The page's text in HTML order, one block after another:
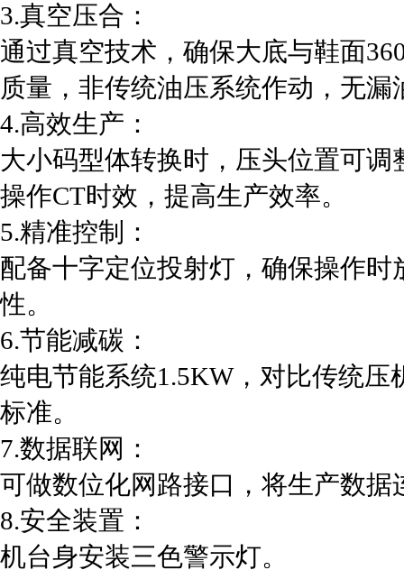
3.真空压合：
通过真空技术，确保大底与鞋面
质量，非传统油压系统作动，无
4.高效生产：
大小码型体转换时，压头位置可
操作CT时效，提高生产效率。
5.精准控制：
配备十字定位投射灯，确保操作
性。
6.节能减碳：
纯电节能系统1.5KW，对比传统压
标准。
7.数据联网：
可做数位化网路接口，将生产数
8.安全装置：
机台身安装三色警示灯。